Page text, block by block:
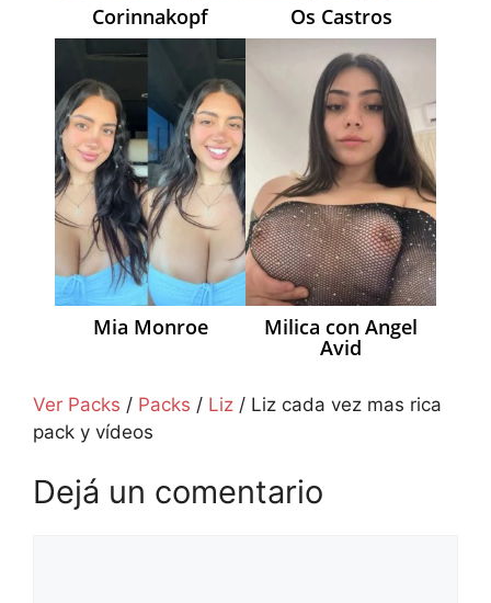
Corinnakopf Os Castros
Mia Monroe Milica con Angel
Avid
Ver Packs / Packs / Liz / Liz cada vez mas rica
pack y vídeos
Dejá un comentario